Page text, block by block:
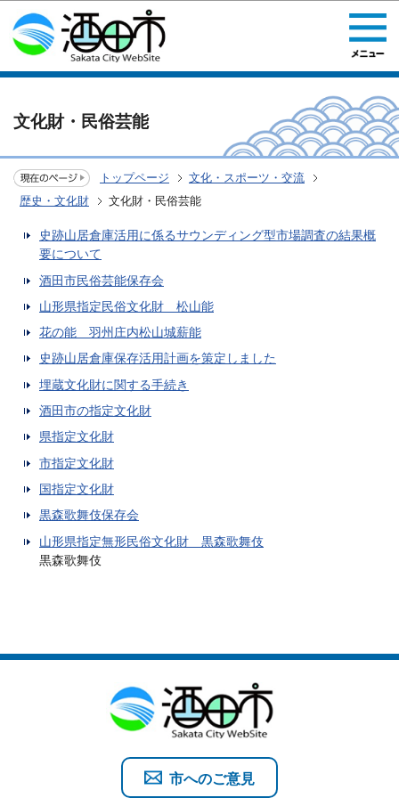
このページの本文へ移動
文化財・民俗芸能
トップページ
文化・スポーツ・交流
歴史・文化財
文化財・民俗芸能
史跡山居倉庫活用に係るサウンディング型市場調査の結果概
要について
酒田市民俗芸能保存会
山形県指定民俗文化財 松山能
花の能 羽州庄内松山城薪能
史跡山居倉庫保存活用計画を策定しました
埋蔵文化財に関する手続き
酒田市の指定文化財
県指定文化財
市指定文化財
国指定文化財
黒森歌舞伎保存会
山形県指定無形民俗文化財 黒森歌舞伎
黒森歌舞伎
市へのご意見